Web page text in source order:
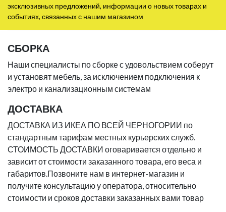
эксклюзивных предложений, информации о новых товарах и
событиях, связанных с нашим магазином
СБОРКА
Наши специалисты по сборке с удовольствием соберут
и установят мебель, за исключением подключения к
электро и канализационным системам
ДОСТАВКА
ДОСТАВКА ИЗ ИКЕА ПО ВСЕЙ ЧЕРНОГОРИИ по
стандартным тарифам местных курьерских служб.
СТОИМОСТЬ ДОСТАВКИ оговаривается отдельно и
зависит от стоимости заказанного товара, его веса и
габаритов.Позвоните нам в интернет-магазин и
получите консультацию у оператора, относительно
стоимости и сроков доставки заказанных вами товар